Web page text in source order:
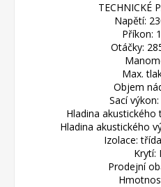
TECHNICKÉ
Napětí:
Příkon:
Otáčky:
Max.
Objem
Sací
Hladina akustického
Hladina akustického
Izolace:
Krytí:
Prodejní